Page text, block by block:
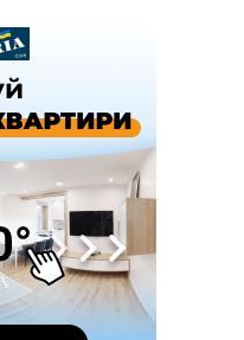
до 5 років
для "Оберегу" дані про
побив інший керманич,
— справу закрили
та Яремче 6 серпня
на Прикарпатті
малолітньої
селищної ради
дощ на Прикарпатті